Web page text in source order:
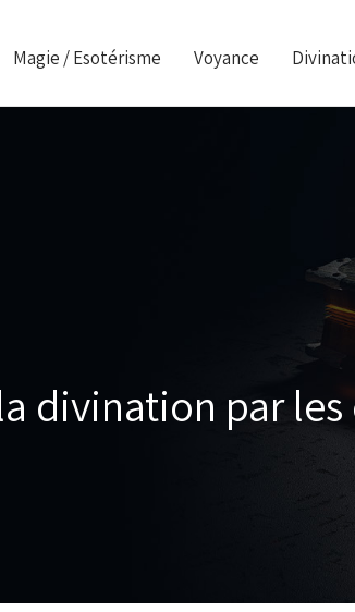
Magie / Esotérisme Voyance
la divination par